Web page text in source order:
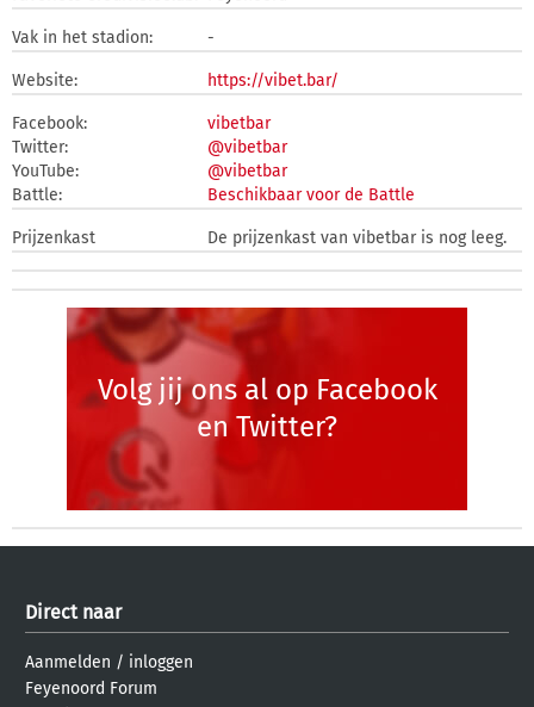
Vak in het stadion: -
Website: https://vibet.bar/
Facebook:
vibetbar
Twitter:
@vibetbar
YouTube:
@vibetbar
Battle:
Beschikbaar voor de Battle
Prijzenkast De prijzenkast van vibetbar is nog leeg.
Volg jij ons al op Facebook
en Twitter?
Direct naar
Aanmelden / inloggen
Feyenoord Forum